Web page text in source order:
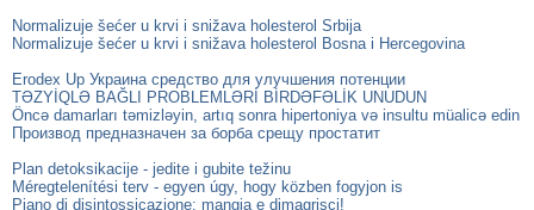
Normalizuje šećer u krvi i snižava holesterol Srbija
Normalizuje šećer u krvi i snižava holesterol Bosna i Hercegovina
Erodex Up Украина средство для улучшения потенции
TƏZYİQLƏ BAĞLI PROBLEMLƏRİ BİRDƏFƏLİK UNUDUN
Öncə damarları təmizləyin, artıq sonra hipertoniya və insultu müalicə edin
Производ предназначен за борба срещу простатит
Plan detoksikacije - jedite i gubite težinu
Méregtelenítési terv - egyen úgy, hogy közben fogyjon is
Piano di disintossicazione: mangia e dimagrisci!